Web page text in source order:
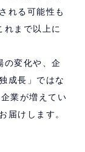
れる可能性も
まで以上に
の変化や、企
成長」ではな
業が増えてい
届けします。